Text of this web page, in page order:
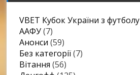
VBET Кубок України з футболу
ААФУ(7)
Анонси (59)
Без категорії(7)
Вітання (56)